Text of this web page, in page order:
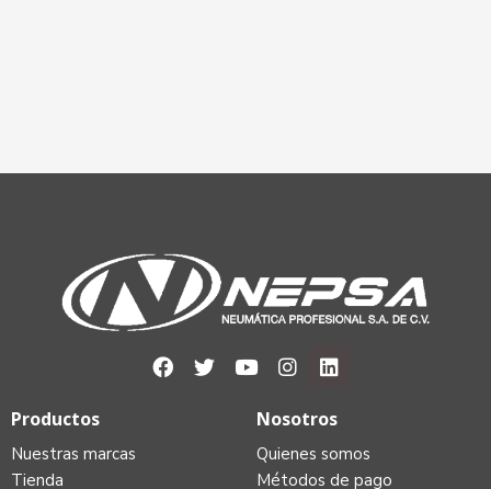
Nosotros
Quienes somos
Métodos de pago
Productos
Nuestras marcas
Tienda